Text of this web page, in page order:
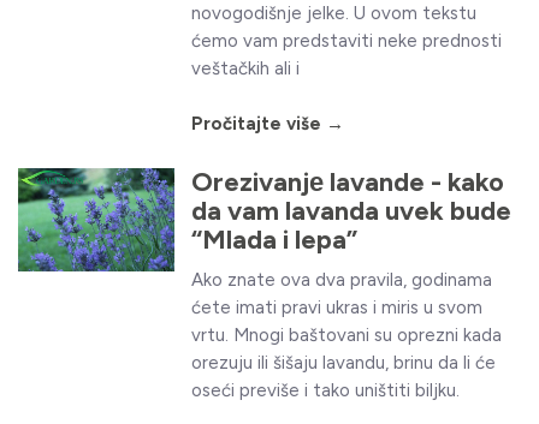
novogodišnje jelke. U ovom tekstu
ćemo vam predstaviti neke prednosti
veštačkih ali i
Pročitajte više →
Orezivanjе lavande - kako
da vam lavanda uvek bude
“Mlada i lepa”
Ako znate ova dva pravila, godinama
ćete imati pravi ukras i miris u svom
vrtu. Mnogi baštovani su oprezni kada
orezuju ili šišaju lavandu, brinu da li će
oseći previše i tako uništiti biljku.